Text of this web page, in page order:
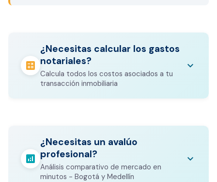
calculate
¿Necesitas calcular los gastos
notariales?
Calcula todos los costos asociados a tu
transacción inmobiliaria
keyboard_arrow_down
Los gastos notariales incluyen
otros costos legales que varían según el
valor del inmueble.
CALCULADORA DE GASTOS NOTARIALES
analytics
¿Necesitas un avalúo
profesional?
Análisis comparativo de mercado en
minutos - Bogotá y Medellín
keyboard_arrow_down